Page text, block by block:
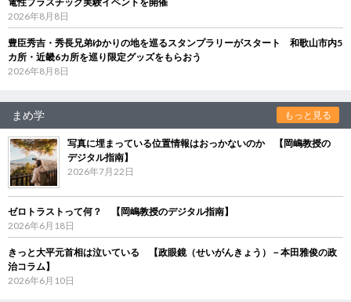
2026年8月8日
豊臣秀吉・秀長兄弟ゆかりの地を巡るスタンプラリーがスタート 和歌山市内5
カ所・近畿6カ所を巡り限定グッズをもらおう
2026年8月8日
まめ学 もっと見る
写真に埋まっている位置情報はおっかないのか 【岡嶋教授の
デジタル指南】
2026年7月22日
ゼロトラストって何？ 【岡嶋教授のデジタル指南】
2026年6月18日
きっと大平元首相は泣いている 【政眼鏡（せいがんきょう）－本田雅俊の政
治コラム】
2026年6月10日